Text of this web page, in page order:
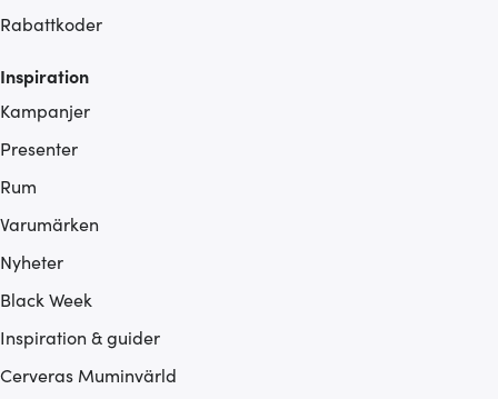
Rabattkoder
Inspiration
Kampanjer
Presenter
Rum
Varumärken
Nyheter
Black Week
Inspiration & guider
Cerveras Muminvärld